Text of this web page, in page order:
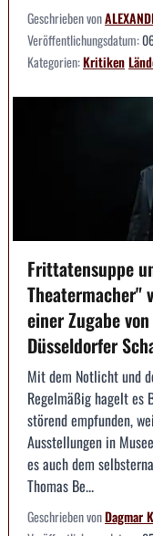
Geschrieben von
Veröffentlichungsdatum:
Kategorien:Kritiken
Frittatensuppe
Theatermacher"
einer Zugabe
Düsseldorfer
Mit dem Notlicht und
Regelmäßig hagelt es
störend empfunden,
Ausstellungen in
es auch dem
Thomas Be...
Geschrieben vonDagmar